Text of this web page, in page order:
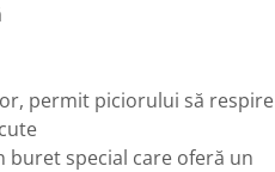
permit piciorului să respire
special care oferă un